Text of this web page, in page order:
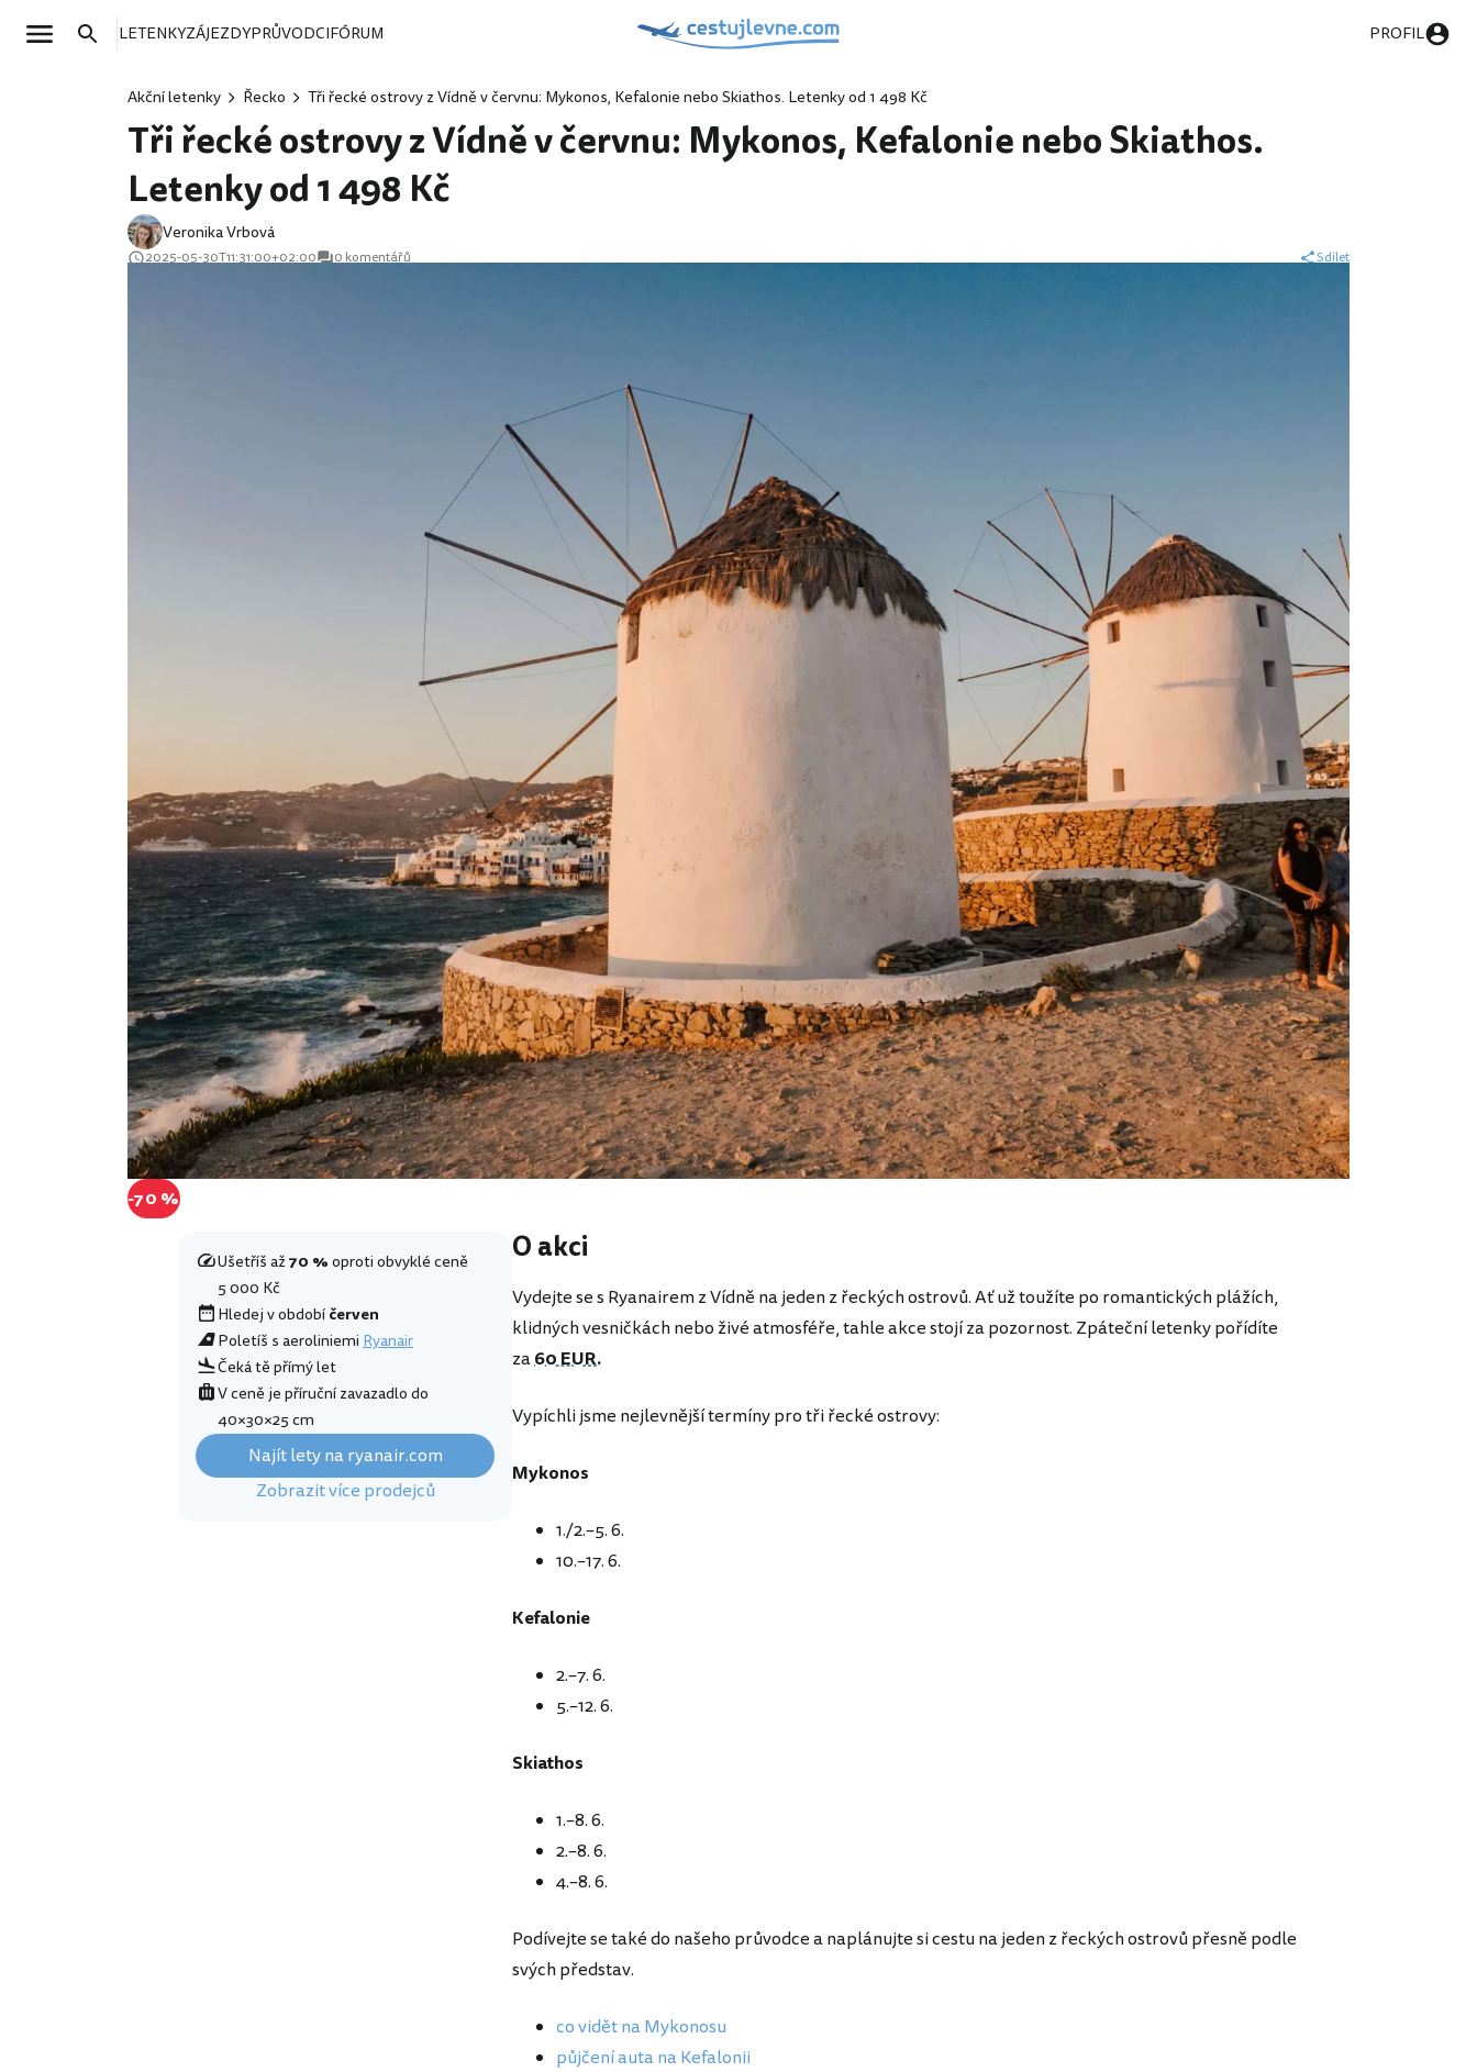
LETENKYZÁJEZDYPRŮVODCIFÓRUM PROFIL
Akční letenky Řecko Tři řecké ostrovy z Vídně v červnu: Mykonos, Kefalonie nebo Skiathos. Letenky od 1 498 Kč
Tři řecké ostrovy z Vídně v červnu: Mykonos, Kefalonie nebo Skiathos.
Letenky od 1 498 Kč
Veronika Vrbová
2025-05-30T11:31:00+02:00 0 komentářů Sdílet
-70 %
Ušetříš až70 %oproti obvyklé ceně
5 000 Kč
Hledej v obdobíčerven
Poletíš s aeroliniemi Ryanair
Čeká tě přímý let
V ceně je příruční zavazadlo do
40×30×25 cm
Najít lety na ryanair.com
Zobrazit více prodejců
O akci
Vydejte se s Ryanairem z Vídně na jeden z řeckých ostrovů. Ať už toužíte po romantických plážích,
klidných vesničkách nebo živé atmosféře, tahle akce stojí za pozornost. Zpáteční letenky pořídíte
za60 EUR.
Vypíchli jsme nejlevnější termíny pro tři řecké ostrovy:
Mykonos
1./2.–5. 6.
10.–17. 6.
Kefalonie
2.–7. 6.
5.–12. 6.
Skiathos
1.–8. 6.
2.–8. 6.
4.–8. 6.
Podívejte se také do našeho průvodce a naplánujte si cestu na jeden z řeckých ostrovů přesně podle
svých představ.
co vidět na Mykonosu
půjčení auta na Kefalonii